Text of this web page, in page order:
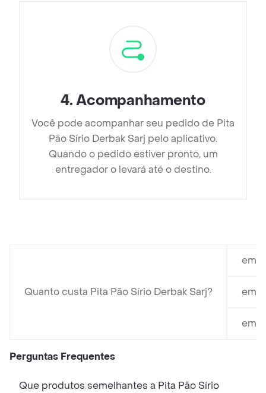
4.Acompanhamento
Você pode acompanhar seu pedido de Pita
Pão Sírio Derbak Sarj pelo aplicativo.
Quando o pedido estiver pronto, um
entregador o levará até o destino.
Quanto custa Pita Pão Sírio Derbak Sarj?
em
em
em
Perguntas Frequentes
Que produtos semelhantes a Pita Pão Sírio